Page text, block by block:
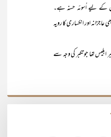
کے لیے اُسوئہ حسنہ ہے۔
اور انکساری کا رویہ
تھا جو تکبر کی وجہ سے